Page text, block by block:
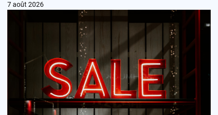
7 août 2026